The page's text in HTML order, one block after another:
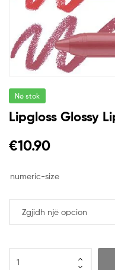
Në stok
Lipgloss Glossy
€10.90
numeric-size